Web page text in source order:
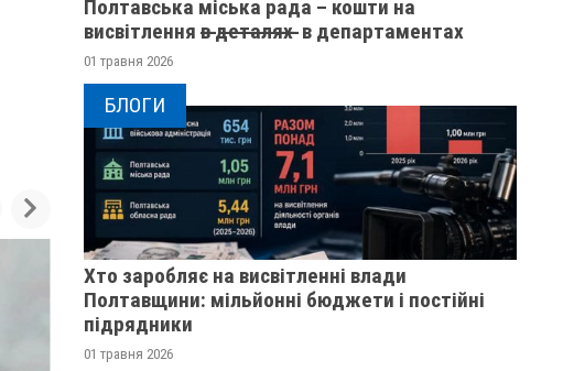
Полтавська міська рада – кошти на
висвітлення в̶ ̶д̶е̶т̶а̶л̶я̶х̶ ̶ в департаментах
01 травня 2026
БЛОГИ
Хто заробляє на висвітленні влади
Полтавщини: мільйонні бюджети і постійні
підрядники
01 травня 2026